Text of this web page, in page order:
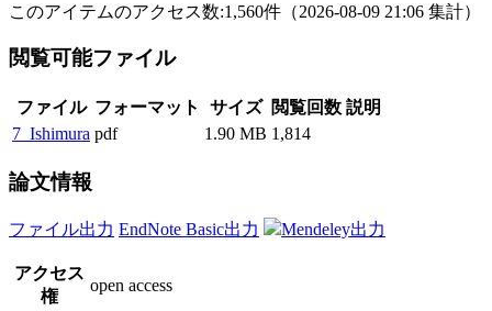
このアイテムのアクセス数:1,560件 （2026-08-09 21:06 集計）
閲覧可能ファイル
ファイル フォーマット サイズ 閲覧回数 説明
7_Ishimura pdf 1.90 MB 1,814
論文情報
ファイル出力 EndNote Basic出力 Mendeley出力
アクセス
権
open access